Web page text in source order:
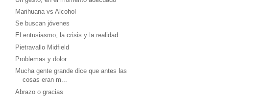
Marihuana vs Alcohol
Se buscan jóvenes
El entusiasmo, la crisis y la realidad
Pietravallo Midfield
Problemas y dolor
Mucha gente grande dice que antes las
cosas eran m...
Abrazo o gracias